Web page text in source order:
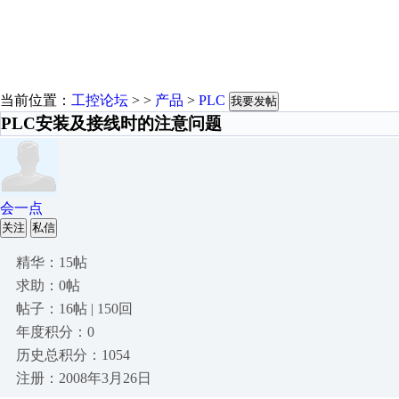
当前位置： 工控论坛 > > 产品 > PLC 我要发帖
PLC安装及接线时的注意问题
会一点
关注 私信
精华：15帖
求助：0帖
帖子：16帖 | 150回
年度积分：0
历史总积分：1054
注册：2008年3月26日